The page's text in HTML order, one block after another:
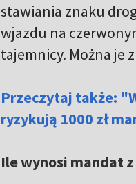
stawiania znaku
wjazdu na
tajemnicy. Można je
Przeczytaj także:
ryzykują 1000 zł
Ile wynosi mandat